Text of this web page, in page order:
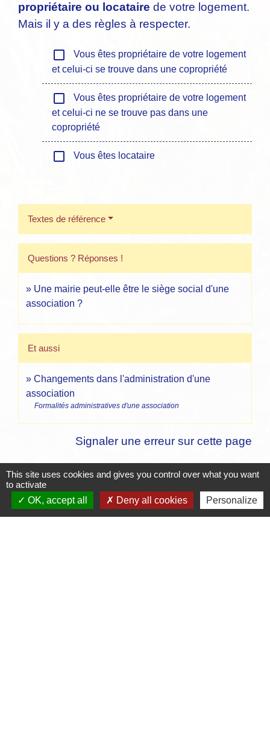
propriétaire ou locataire de votre logement.
Mais il y a des règles à respecter.
check_box_outline_blank
Vous êtes propriétaire de votre logement
et celui-ci se trouve dans une copropriété
check_box_outline_blank
Vous êtes propriétaire de votre logement
et celui-ci ne se trouve pas dans une
copropriété
check_box_outline_blank Vous êtes locataire
Textes de référence
Questions ? Réponses !
Une mairie peut-elle être le siège social d'une
association ?
Et aussi
Changements dans l'administration d'une
association
Formalités administratives d'une association
Signaler une erreur sur cette page
Contacts
This site uses cookies and gives you control over what you want
to activate
OK, accept all
Deny all cookies Personalize